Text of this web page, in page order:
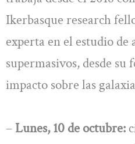
Ikerbasque research
experta en el estudio de
supermasivos, desde su
impacto sobre las
– Lunes, 10 de octubre: